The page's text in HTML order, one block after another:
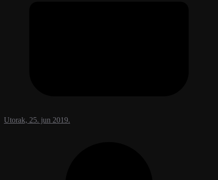
Utorak, 25. jun 2019.